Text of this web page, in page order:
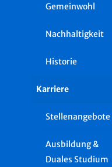
Gemeinwohl
Nachhaltigkeit
Historie
Karriere
Stellenangebote
Ausbildung &
Duales Studium